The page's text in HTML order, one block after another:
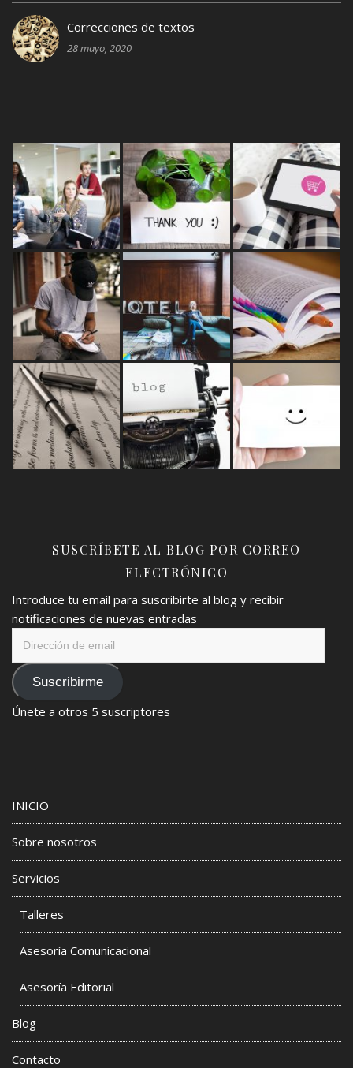
Correcciones de textos
28 mayo, 2020
SUSCRÍBETE AL BLOG POR CORREO
ELECTRÓNICO
Introduce tu email para suscribirte al blog y recibir
notificaciones de nuevas entradas
emailSuscribirme
Únete a otros 5 suscriptores
INICIO
Sobre nosotros
Servicios
Talleres
Asesoría Comunicacional
Asesoría Editorial
Blog
Contacto